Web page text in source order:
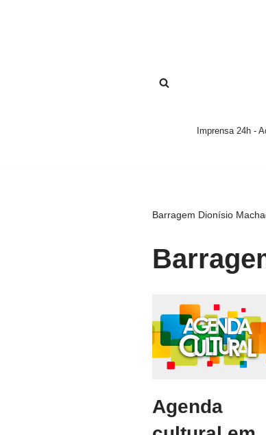
Imprensa 24h -
Barragem Dionísio
Agenda